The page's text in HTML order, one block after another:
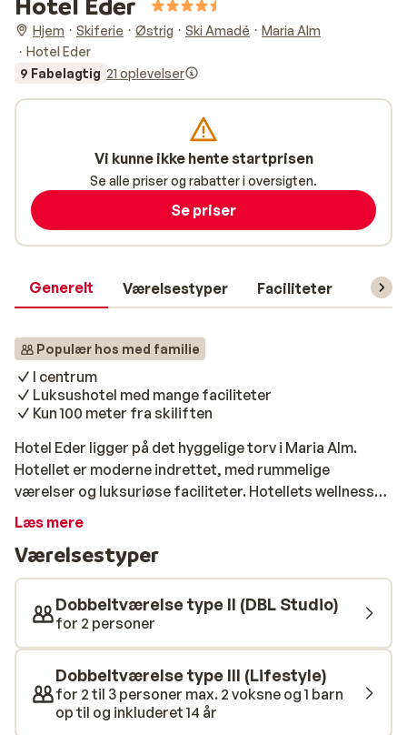
Hjem Skiferie Østrig Ski Amadé
Maria Alm
Hotel Eder
9 Fabelagtig 21 oplevelser
Generelt Værelsestyper Faciliteter
Populær hos med familie
I centrum
Luksushotel med mange faciliteter
Kun 100 meter fra skiliften
Hotel Eder ligger på det hyggelige torv i Maria Alm.
Hotellet er moderne indrettet, med rummelige
værelser og luksuriøse faciliteter. Hotellets wellness-
center har sauna, tyrkisk bad og infrarød kabine. Her er
mod betaling, og for de mindste gæster er der en
legeplads. Fra Hotel Eder er der kun 100 meter til
skilifterne, så du kan glæde dig til mange gode timer på
ski.
Læs mere
Værelsestyper
Dobbeltværelse type II (DBL Studio)
for 2 personer
Dobbeltværelse type III (Lifestyle)
for 2 til 3 personer max. 2 voksne og 1 barn
op til og inkluderet 14 år
Vi kunne ikke hente startprisen
Se alle priser og rabatter i oversigten.
Se priser